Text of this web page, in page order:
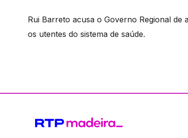
Rui Barreto acusa o Governo Regional de
os utentes do sistema de saúde.